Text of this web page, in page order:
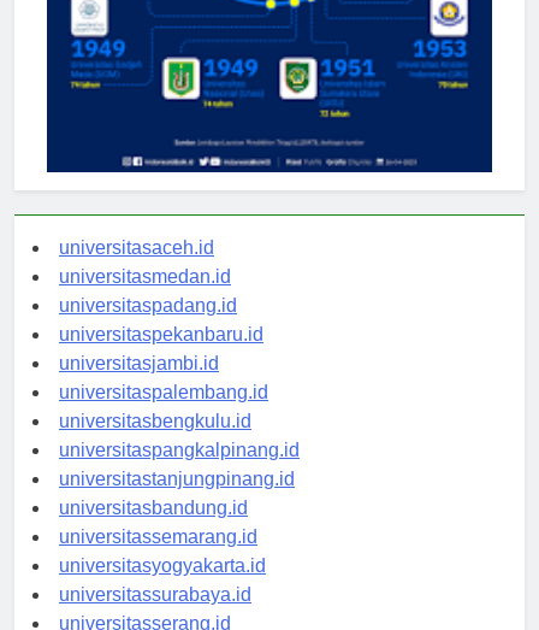
universitasaceh.id
universitasmedan.id
universitaspadang.id
universitaspekanbaru.id
universitasjambi.id
universitaspalembang.id
universitasbengkulu.id
universitaspangkalpinang.id
universitastanjungpinang.id
universitasbandung.id
universitassemarang.id
universitasyogyakarta.id
universitassurabaya.id